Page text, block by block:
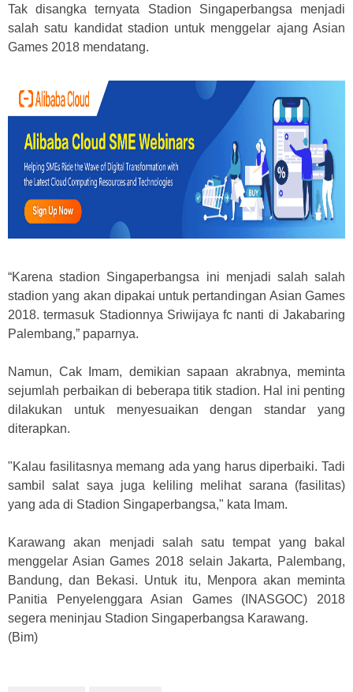
Tak disangka ternyata Stadion Singaperbangsa menjadi
salah satu kandidat stadion untuk menggelar ajang Asian
Games 2018 mendatang.
“Karena stadion Singaperbangsa ini menjadi salah salah
stadion yang akan dipakai untuk pertandingan Asian Games
2018. termasuk Stadionnya Sriwijaya fc nanti di Jakabaring
Palembang,” paparnya.
Namun, Cak Imam, demikian sapaan akrabnya, meminta
sejumlah perbaikan di beberapa titik stadion. Hal ini penting
dilakukan untuk menyesuaikan dengan standar yang
diterapkan.
"Kalau fasilitasnya memang ada yang harus diperbaiki. Tadi
sambil salat saya juga keliling melihat sarana (fasilitas)
yang ada di Stadion Singaperbangsa," kata Imam.
Karawang akan menjadi salah satu tempat yang bakal
menggelar Asian Games 2018 selain Jakarta, Palembang,
Bandung, dan Bekasi. Untuk itu, Menpora akan meminta
Panitia Penyelenggara Asian Games (INASGOC) 2018
segera meninjau Stadion Singaperbangsa Karawang.
(Bim)